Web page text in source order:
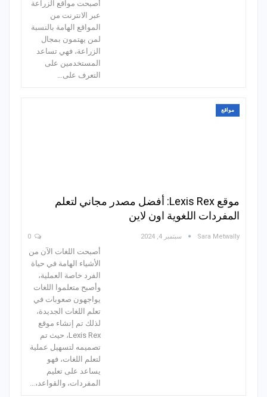
أصبحت مواقع الزراعة
عبر الانترنت من
المواقع الهامة بالنسبة
لمن يهتمون بمجال
الزراعة، فهي تساعد
المستخدمين على
التعرف على…
مواقع
موقع Lexis Rex: أفضل مصدر مجاني لتعلم
المفردات اللغوية اون لاين
Sara Metwally سبتمبر 4, 2024
أصبحت اللغات الآن من
الأشياء الهامة في حياة
الفرد خاصة العملية،
وأصبح متعلموا اللغات
يواجهون صعوبات في
تعلم اللغات الجديدة،
لذلك تم إنشاء موقع
Lexis Rex، حيث تم
تصميمه لتسهيل عملية
لتعلم اللغات، فهو
يساعد على تعليم
المفردات، والقواعد،…